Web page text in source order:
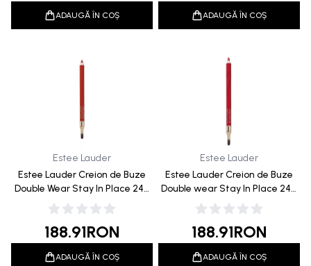
ADAUGĂ ÎN COȘ ADAUGĂ ÎN COȘ
Estee Lauder
Estee Lauder Creion de Buze
Double Wear Stay In Place 24H
333 Persuasive 1.2g
188.91RON
ADAUGĂ ÎN COȘ
Estee Lauder
Estee Lauder Creion de Buze
Double wear Stay In Place 24H
18 Red 1.2g
188.91RON
ADAUGĂ ÎN COȘ